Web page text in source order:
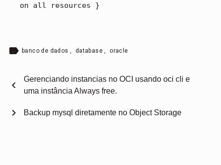
on all resources }
label banco de dados database oracle
chevron_left
Gerenciando instancias no OCI usando oci cli e
uma instância Always free.
Backup mysql diretamente no Object Storage
chevron_right